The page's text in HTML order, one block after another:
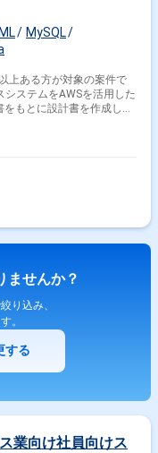
MySQL
上ある方が対象の案件で
ステムをAWSを活用した
もとに設計書を作成し、
ケーションはBacklogで管
アーキテクチャの構築 ・
ませんか？
り込み、
。
する
業向け社員向けス